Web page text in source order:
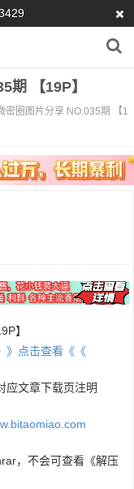
期 【19P】
密圈图片分享 NO.035期 【1
】
》点击查看《《
应文章下载页注明
，不会可查看《解压